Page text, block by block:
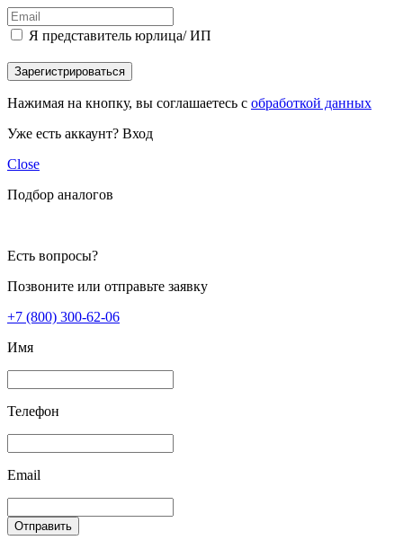
Я представитель юрлица/ ИП
Зарегистрироваться
Нажимая на кнопку, вы соглашаетесь с обработкой данных
Уже есть аккаунт? Вход
Close
Подбор аналогов
Есть вопросы?
Позвоните или отправьте заявку
+7 (800) 300-62-06
Имя
Телефон
Email
Отправить